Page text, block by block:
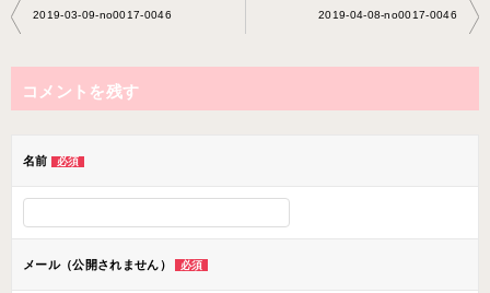
投
稿
ナ
ビ
ョ
ン
2019-03-09-no0017-0046 2019-04-08-no0017-0046
コメントを残す
名前 必須
メール（公開されません） 必須